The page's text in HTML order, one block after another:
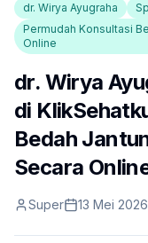
dr. Wirya Ayugraha
Permudah Konsultasi
Online
dr. Wirya
di
Bedah
Secara
Super 13 Mei 2026